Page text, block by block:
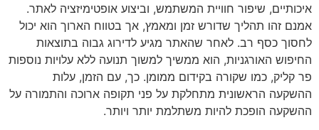
איכותיים, שיפור חוויית המשתמש, וביצוע אופטימיזציה לאתר.
אמנם זהו תהליך שדורש זמן ומאמץ, אך בטווח הארוך הוא יכול
לחסוך כסף רב. לאחר שהאתר מגיע לדירוג גבוה בתוצאות
החיפוש האורגניות, הוא ממשיך למשוך תנועה ללא עלויות נוספות
פר קליק, כמו שקורה בקידום ממומן. כך, עם הזמן, עלות
ההשקעה הראשונית מתחלקת על פני תקופה ארוכה והתמורה על
ההשקעה הופכת להיות משתלמת יותר ויותר.